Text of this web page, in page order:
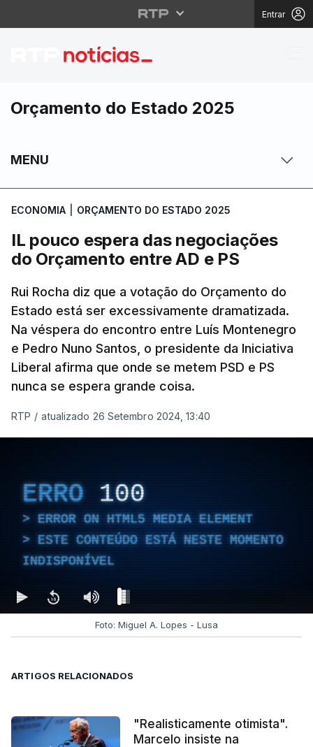
Entrar
IL pouco espera das
Orçamento do Estado 2025
MENU
ECONOMIA ORÇAMENTO DO ESTADO 2025
IL pouco espera das negociações
do Orçamento entre AD e PS
Rui Rocha diz que a votação do Orçamento do
Estado está ser excessivamente dramatizada.
Na véspera do encontro entre Luís Montenegro
e Pedro Nuno Santos, o presidente da Iniciativa
Liberal afirma que onde se metem PSD e PS
nunca se espera grande coisa.
RTP / atualizado 26 Setembro 2024, 13:40
ERRO 100
ERROR ON HTML5 MEDIA ELEMENT
ESTE CONTEÚDO ESTÁ NESTE MOMENTO
INDISPONÍVEL
Foto: Miguel A. Lopes - Lusa
ARTIGOS RELACIONADOS
"Realisticamente otimista".
Marcelo insiste na